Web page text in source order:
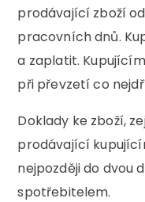
prodávající zboží
pracovních dnů.
a zaplatit.
při převzetí co
Doklady ke zboží,
prodávající
nejpozději do dvou
spotřebitelem.